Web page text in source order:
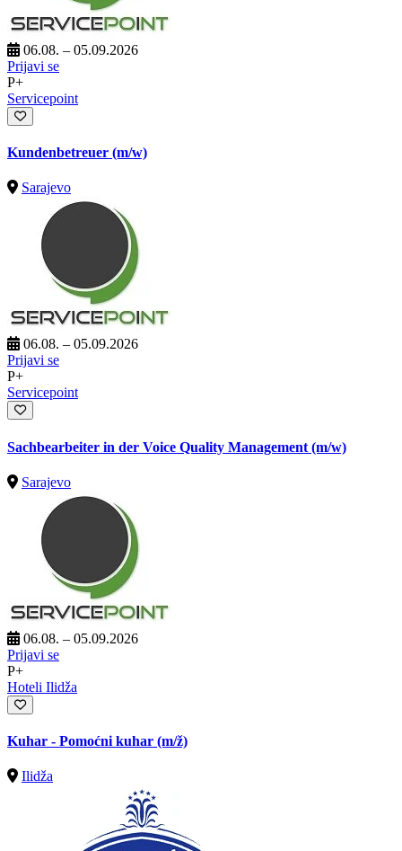
06.08. – 05.09.2026
Prijavi se
P+
Servicepoint
Kundenbetreuer (m/w)
Sarajevo
06.08. – 05.09.2026
Prijavi se
P+
Servicepoint
Sachbearbeiter in der Voice Quality Management (m/w)
Sarajevo
06.08. – 05.09.2026
Prijavi se
P+
Hoteli Ilidža
Kuhar - Pomoćni kuhar (m/ž)
Ilidža